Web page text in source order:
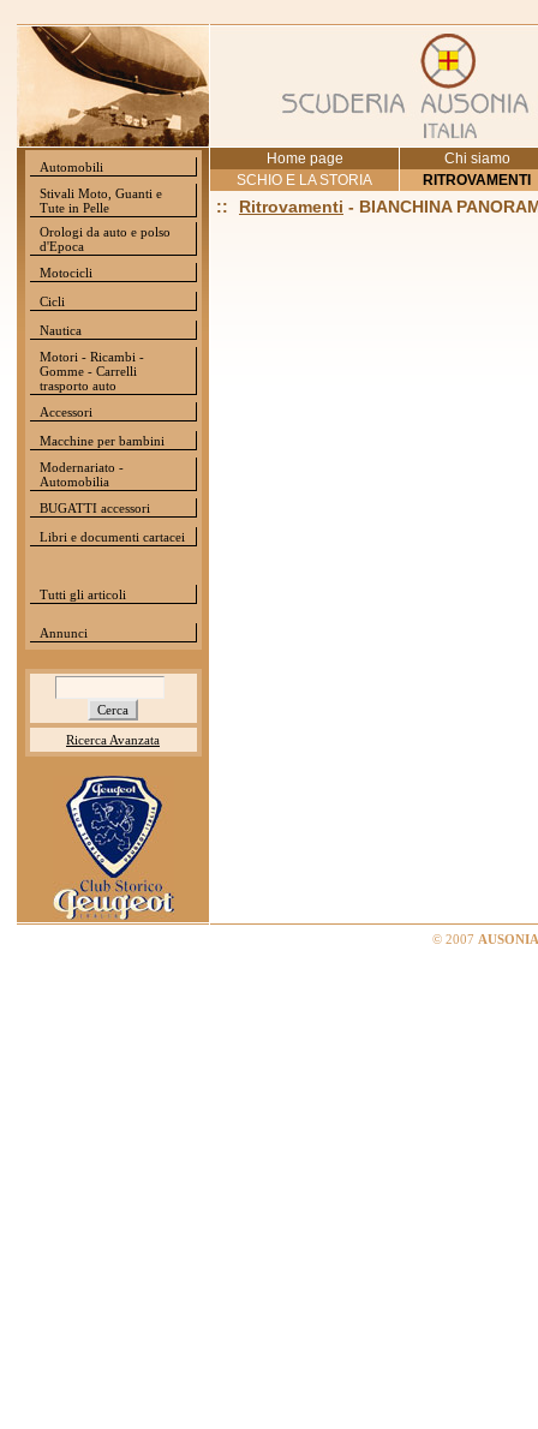
Automobili
Stivali Moto, Guanti e
Tute in Pelle
Orologi da auto e polso
d'Epoca
Motocicli
Cicli
Nautica
Motori - Ricambi -
Gomme - Carrelli
trasporto auto
Accessori
Macchine per bambini
Modernariato -
Automobilia
BUGATTI accessori
Libri e documenti cartacei
Tutti gli articoli
Annunci
Ricerca Avanzata
Home page
Chi siamo
SCHIO E LA STORIA
RITROVAMENTI
:: Ritrovamenti - BIANCHINA
© 2007